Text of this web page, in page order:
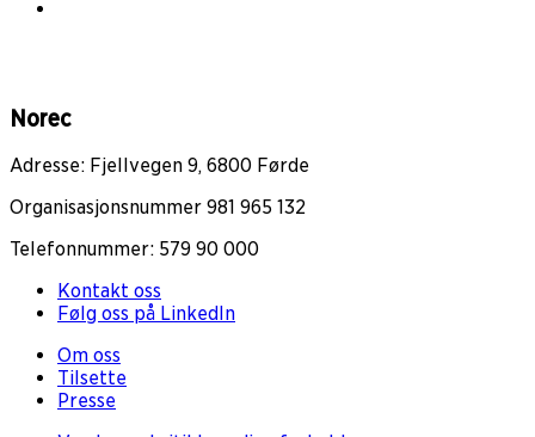
Norec
Adresse: Fjellvegen 9, 6800 Førde
Organisasjonsnummer 981 965 132
Telefonnummer: 579 90 000
Kontakt oss
Følg oss på LinkedIn
Om oss
Tilsette
Presse